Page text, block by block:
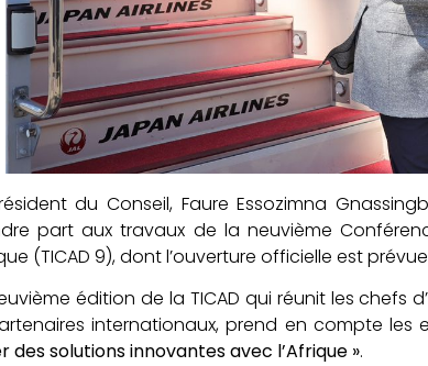
du Conseil, Faure Essozimna
part aux travaux de la neuvième
(TICAD 9), dont l’ouverture officielle est
édition de la TICAD qui réunit les chefs
internationaux, prend en compte les
des solutions innovantes avec l’Afrique ».